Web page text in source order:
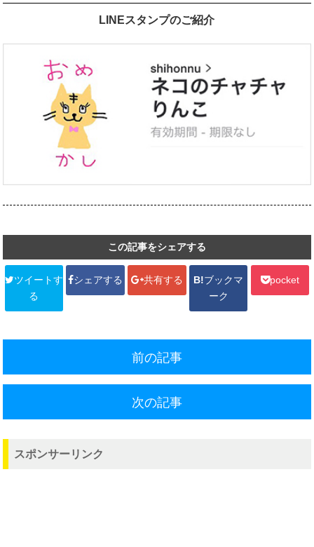
LINEスタンプのご紹介
この記事をシェアする
ツイートす
る
シェアする 共有する B!ブックマ
ーク
pocket
前の記事
次の記事
スポンサーリンク